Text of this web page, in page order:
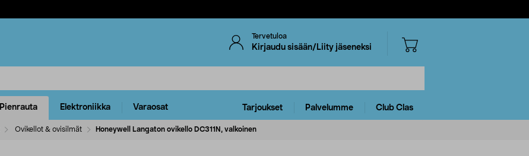
Tervetuloa
Kirjaudu sisään/Liity jäseneksi
Pienrauta Elektroniikka Varaosat Tarjoukset Palvelumme Club Clas
Ovikellot & ovisilmät Honeywell Langaton ovikello DC311N, valkoinen